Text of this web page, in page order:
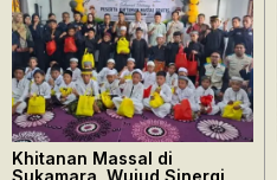
Khitanan Massal di
Sukamara, Wujud Sinergi